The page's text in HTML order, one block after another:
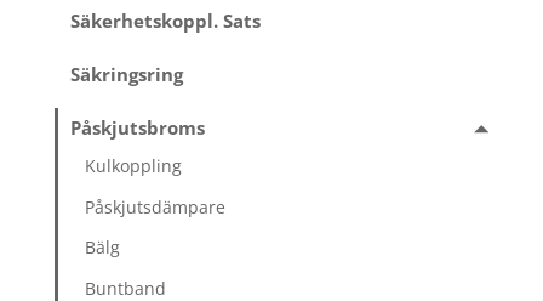
Säkerhetskoppl. Sats
Säkringsring
Påskjutsbroms
Kulkoppling
Påskjutsdämpare
Bälg
Buntband